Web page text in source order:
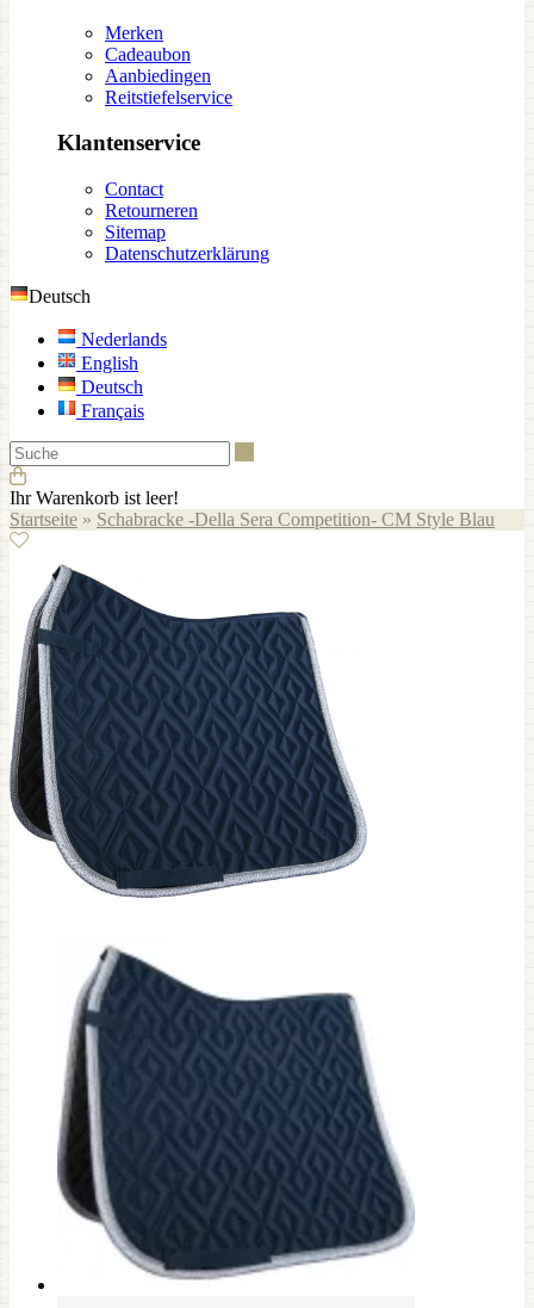
Merken
Cadeaubon
Aanbiedingen
Reitstiefelservice
Klantenservice
Contact
Retourneren
Sitemap
Datenschutzerklärung
Deutsch
Nederlands
English
Deutsch
Français
Ihr Warenkorb ist leer!
Startseite » Schabracke -Della Sera Competition- CM Style Blau